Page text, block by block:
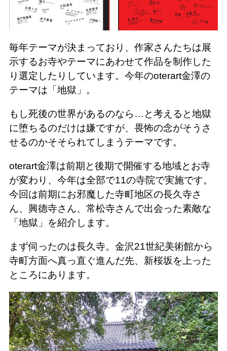
毎年テーマが決まっており、作家さんたちは展
示するお寺やテーマにあわせて作品を制作した
り選定したりしています。今年のoterart金澤の
テーマは「地獄」。
もし死後の世界があるのなら…と考えると地獄
に堕ちるのだけは嫌ですが、畏怖の念がそうさ
せるのかそそられてしまうテーマです。
oterart金澤は前期と後期で開催する地域とお寺
が変わり、今年は全部で11の寺院で実施です。
今回は前期にお邪魔した寺町地区の長久寺さ
ん、興德寺さん、常松寺さんで出会った素敵な
「地獄」を紹介します。
まず伺ったのは長久寺。金沢21世紀美術館から
寺町方面へ真っ直ぐ進んだ先、新桜坂を上った
ところにあります。